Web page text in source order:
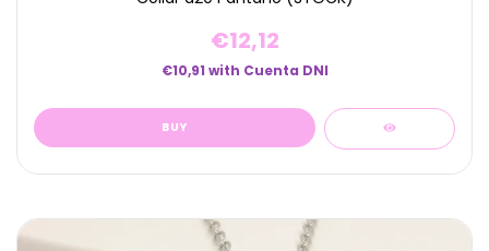
€12,12
€10,91 with Cuenta DNI